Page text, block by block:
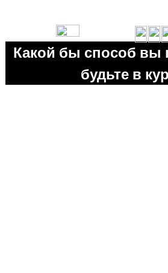
Какой бы способ вы
будьте в